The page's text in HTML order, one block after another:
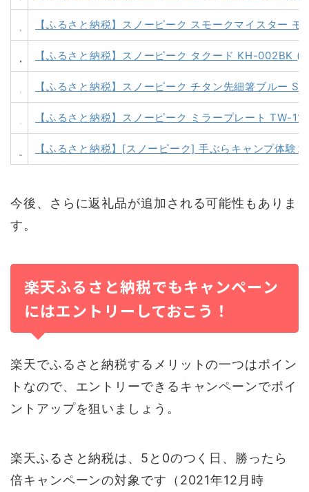
【ふるさと納税】スノーピーク スモークマイスター
【ふるさと納税】スノーピーク タクード KH-002BK
【ふるさと納税】スノーピーク チタン先細箸ブルー
【ふるさと納税】スノーピーク ミラープレート TW-
【ふるさと納税】[スノーピーク] 手ぶらキャンプ体験
今後、さらに返礼品が追加される可能性もありま
す。
楽天ふるさと納税でもキャンペーン
にはエントリーしておこう！
楽天でふるさと納税するメリットの一つはポイン
トなので、エントリーできるキャンペーンでポイ
ントアップを狙いましょう。
楽天ふるさと納税は、5と0のつく日、勝ったら
倍キャンペーンの対象です（2021年12月時